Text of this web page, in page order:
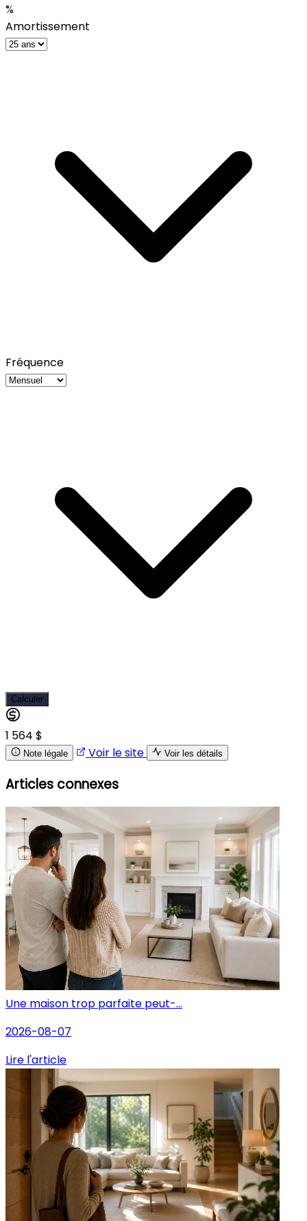
%
Amortissement
Fréquence
Calculer
1 564 $
Note légale Voir le site Voir les détails
Articles connexes
Une maison trop parfaite peut-...
2026-08-07
Lire l'article